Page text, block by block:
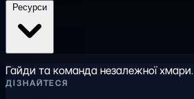
Гайди та команда незалежної хмари.
ДІЗНАЙТЕСЯ